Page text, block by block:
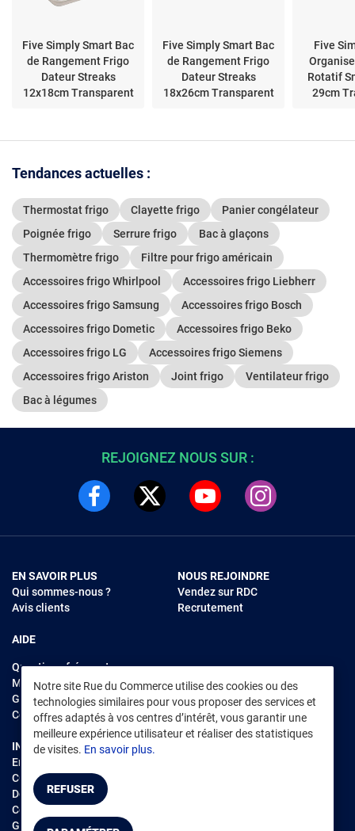
Five Simply Smart Bac
de Rangement Frigo
Dateur Streaks
12x18cm Transparent
Five Simply Smart Bac
de Rangement Frigo
Dateur Streaks
18x26cm Transparent
Five
Rotatif
29cm
Tendances actuelles :
Thermostat frigo Clayette frigo
Panier congélateur
Poignée frigo
Serrure frigo
Bac à glaçons
Thermomètre frigo
Filtre pour frigo américain
Accessoires frigo Whirlpool
Accessoires frigo Liebherr
Accessoires frigo Samsung
Accessoires frigo Bosch
Accessoires frigo Dometic
Accessoires frigo Beko
Accessoires frigo LG
Accessoires frigo Siemens
Accessoires frigo Ariston
Joint frigo
Ventilateur frigo
Bac à légumes
Notre site Rue du Commerce utilise des cookies ou des
technologies similaires pour vous proposer des services et
offres adaptés à vos centres d’intérêt, vous garantir une
meilleure expérience utilisateur et réaliser des statistiques
de visites. En savoir plus.
REFUSER
REJOIGNEZ NOUS SUR :
EN SAVOIR PLUS
Qui sommes-nous ?
Avis clients
AIDE
Questions fréquentes
Modes de règlements
Garantie et retours
Contacter Rue du Commerce
NOUS REJOINDRE
Vendez sur RDC
Recrutement
INFORMATIONS LÉGALES
Environnement
CGV /CGU Marketplace
Données personnelles
Cookies
Gérer mes cookies